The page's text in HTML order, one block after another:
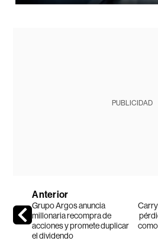
PUBLICIDAD
Anterior
Grupo Argos anuncia
millonaria recompra de
acciones y promete duplicar
el dividendo